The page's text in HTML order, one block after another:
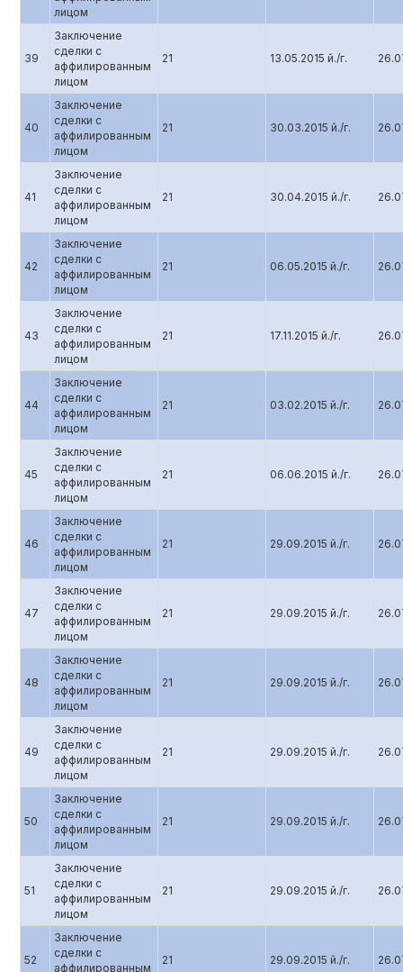
лицом
39
Заключение
сделки с
аффилированным
лицом
21 13.05.2015 й./г.
40
Заключение
сделки с
аффилированным
лицом
21 30.03.2015 й./г.
41
Заключение
сделки с
аффилированным
лицом
21 30.04.2015 й./г.
42
Заключение
сделки с
аффилированным
лицом
21 06.05.2015 й./г.
43
Заключение
сделки с
аффилированным
лицом
21 17.11.2015 й./г.
44
Заключение
сделки с
аффилированным
лицом
21 03.02.2015 й./г.
45
Заключение
сделки с
аффилированным
лицом
21 06.06.2015 й./г.
46
Заключение
сделки с
аффилированным
лицом
21 29.09.2015 й./г.
47
Заключение
сделки с
аффилированным
лицом
21 29.09.2015 й./г.
48
Заключение
сделки с
аффилированным
лицом
21 29.09.2015 й./г.
49
Заключение
сделки с
аффилированным
лицом
21 29.09.2015 й./г.
50
Заключение
сделки с
аффилированным
лицом
21 29.09.2015 й./г.
51
Заключение
сделки с
аффилированным
лицом
21 29.09.2015 й./г.
52
Заключение
сделки с
аффилированным
21 29.09.2015 й./г.